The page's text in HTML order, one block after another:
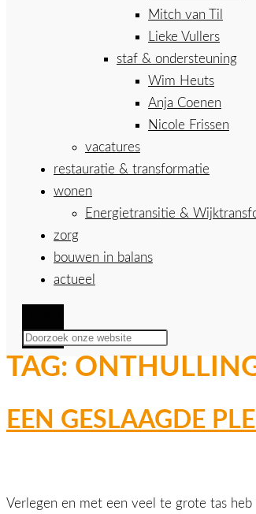
Mitch van Til
Lieke Vullers
staf & ondersteuning
Wim Heuts
Anja Coenen
Nicole Frissen
vacatures
restauratie & transformatie
wonen
Energietransitie &
zorg
bouwen in balans
actueel
TAG:
EEN GESLAAGDE
Verlegen en met een veel te grote tas